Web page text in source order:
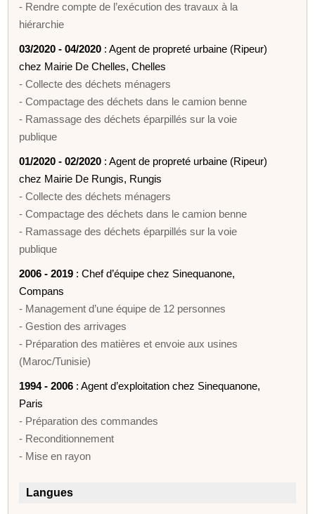
- Rendre compte de l’exécution des travaux à la
hiérarchie
03/2020 - 04/2020 : Agent de propreté urbaine (Ripeur)
chez Mairie De Chelles, Chelles
- Collecte des déchets ménagers
- Compactage des déchets dans le camion benne
- Ramassage des déchets éparpillés sur la voie
publique
01/2020 - 02/2020 : Agent de propreté urbaine (Ripeur)
chez Mairie De Rungis, Rungis
- Collecte des déchets ménagers
- Compactage des déchets dans le camion benne
- Ramassage des déchets éparpillés sur la voie
publique
2006 - 2019 : Chef d’équipe chez Sinequanone,
Compans
- Management d’une équipe de 12 personnes
- Gestion des arrivages
- Préparation des matières et envoie aux usines
(Maroc/Tunisie)
1994 - 2006 : Agent d’exploitation chez Sinequanone,
Paris
- Préparation des commandes
- Reconditionnement
- Mise en rayon
Langues